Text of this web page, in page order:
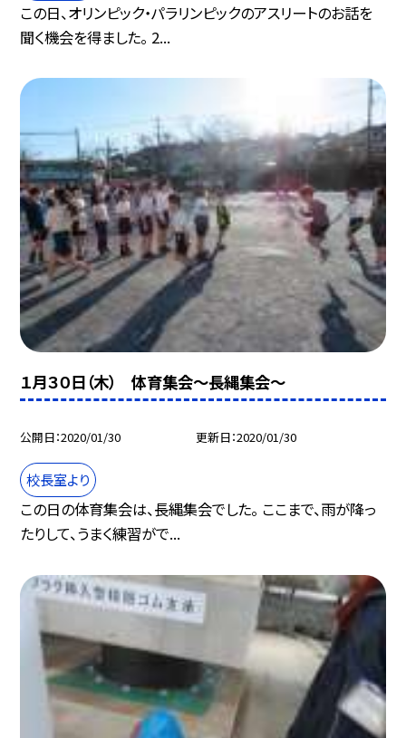
この日、オリンピック・パラリンピックのアスリートのお話を
聞く機会を得ました。 2...
１月３０日（木） 体育集会〜長縄集会〜
公開日 2020/01/30 更新日 2020/01/30
校長室より
この日の体育集会は、長縄集会でした。 ここまで、雨が降っ
たりして、うまく練習がで...